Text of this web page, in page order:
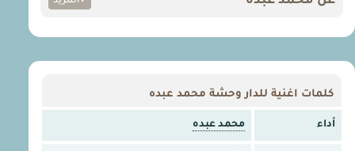
كلمات اغنية للدار وحشة محمد عبده
أداء محمد عبده